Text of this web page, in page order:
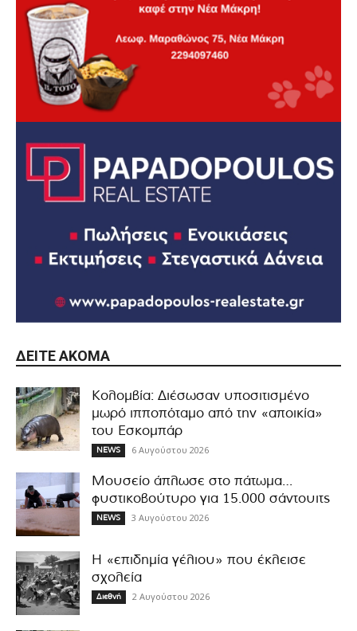
ΔΕΊΤΕ ΑΚΌΜΑ
Κολομβία: Διέσωσαν υποσιτισμένο
μωρό ιπποπόταμο από την «αποικία»
του Εσκομπάρ
NEWS 6 Αυγούστου 2026
Μουσείο άπλωσε στο πάτωμα…
φυστικοβούτυρο για 15.000 σάντουιτς
NEWS 3 Αυγούστου 2026
Η «επιδημία γέλιου» που έκλεισε
σχολεία
Διεθνή 2 Αυγούστου 2026